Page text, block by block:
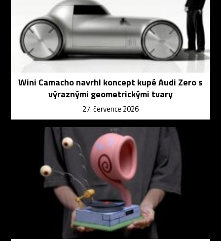
Wini Camacho navrhl koncept kupé Audi Zero s
výraznými geometrickými tvary
27. července 2026